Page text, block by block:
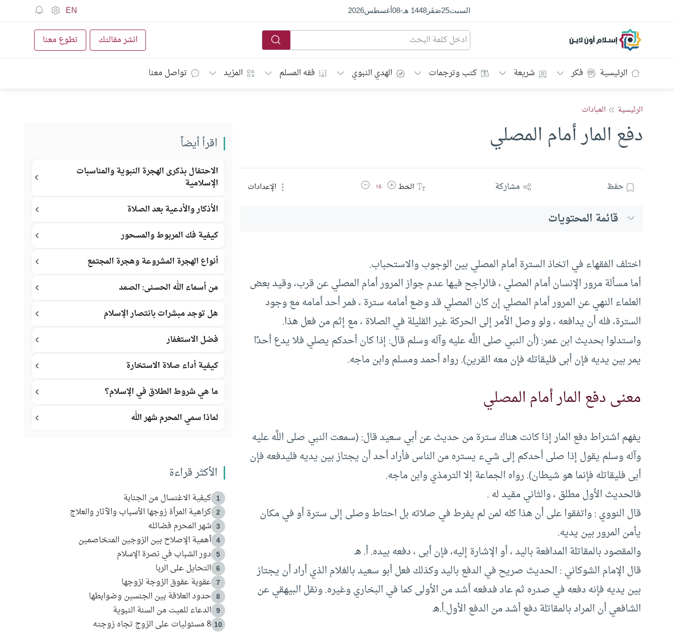
السبت25صَفَر1448 هـ -
08أغسطس2026
EN
إسلام أون لاين انشر مقالتك تطوع معنا
الرئيسية فكر شريعة كتب وترجمات الهدي النبوي فقه المسلم المزيد تواصل معنا
الرئيسية العبادات
دفع المار أمام المصلي
حفظ مشاركة الخطزيادة حجم الخط
16 تقليل حجم الخط الإعدادات
قائمة المحتويات
اختلف الفقهاء في اتخاذ السترة أمام المصلي بين الوجوب والاستحباب.
أما مسألة مرور الإنسان أمام المصلي ، فالراجح فيها عدم جواز المرور أمام المصلي عن قرب، وقيد بعض
العلماء النهي عن المرور أمام المصلي إن كان المصلي قد وضع أمامه سترة ، فمر أحد أمامه مع وجود
السترة، فله أن يدافعه ، ولو وصل الأمر إلى الحركة غير القليلة في الصلاة ، مع إثم من فعل هذا.
واستدلوا بحديث ابن عمر‏:‏ ‏(‏أن النبي صلى اللَّه عليه وآله وسلم قال‏:‏ إذا كان أحدكم يصلي فلا يدع أحدًا
يمر بين يديه فإن أبى فليقاتله فإن معه القرين‏)‏‏.‏ رواه أحمد ومسلم وابن ماجه‏.‏
معنى دفع المار أمام المصلي
يفهم اشتراط دفع المار إذا كانت هناك سترة من حديث عن أبي سعيد قال‏:‏ ‏(‏سمعت النبي صلى اللَّه عليه
وآله وسلم يقول إذا صلى أحدكم إلى شيء يستره من الناس فأراد أحد أن يجتاز بين يديه فليدفعه فإن
أبى فليقاتله فإنما هو شيطان‏)‏‏.‏ رواه الجماعة إلا الترمذي وابن ماجه‏.
فالحديث الأول مطلق ، والثاني مقيد له .
قال النووي ‏:‏ واتفقوا على أن هذا كله لمن لم يفرط في صلاته بل احتاط وصلى إلى سترة أو في مكان
يأمن المرور بين يديه‏.‏
والمقصود بالمقاتلة المدافعة باليد ، أو الإشارة إليه، فإن أبى ، دفعه بيده. أ. هـ
قال الإمام الشوكاني :‏ الحديث صريح في الدفع باليد وكذلك فعل أبو سعيد بالغلام الذي أراد أن يجتاز
بين يديه فإنه دفعه في صدره ثم عاد فدفعه أشد من الأولى كما في البخاري وغيره‏.‏ ونقل البيهقي عن
الشافعي أن المراد بالمقاتلة دفع أشد من الدفع الأول‏.أ.هـ
اقرأ أيضاً
الاحتفال بذكرى الهجرة النبوية والمناسبات
الإسلامية
الأذكار والأدعية بعد الصلاة
كيفية فك المربوط والمسحور
أنواع الهجرة المشروعة وهجرة المجتمع
من أسماء الله الحسنى: الصمد
هل توجد مبشرات بانتصار الإسلام
فضل الاستغفار
كيفية أداء صلاة الاستخارة
ما هي شروط الطلاق في الإسلام؟
لماذا سمي المحرم شهر الله
الأكثر قراءة
1 كيفية الاغتسال من الجنابة
2 كراهية المرأة زوجها الأسباب والآثار والعلاج
3 شهر المحرم فضائله
4 أهمية الإصلاح بين الزوجين المتخاصمين
5 دور الشباب في نصرة الإسلام
6 التحايل على الربا
7 عقوبة عقوق الزوجة لزوجها
8 حدود العلاقة بين الجنسين وضوابطها
9 الدعاء للميت من السنة النبوية
10 8 مسئوليات على الزوج تجاه زوجته